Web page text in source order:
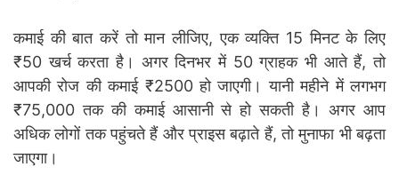
कमाई की बात करें तो मान लीजिए, एक व्यक्ति 15 मिनट के लिए
₹50 खर्च करता है। अगर दिनभर में 50 ग्राहक भी आते हैं, तो
आपकी रोज की कमाई ₹2500 हो जाएगी। यानी महीने में लगभग
₹75,000 तक की कमाई आसानी से हो सकती है। अगर आप
अधिक लोगों तक पहुंचते हैं और प्राइस बढ़ाते हैं, तो मुनाफा भी बढ़ता
जाएगा।